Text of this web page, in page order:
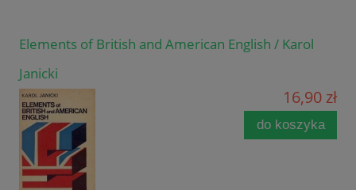
Elements of British and American English / Karol
Janicki
16,90 zł
do koszyka